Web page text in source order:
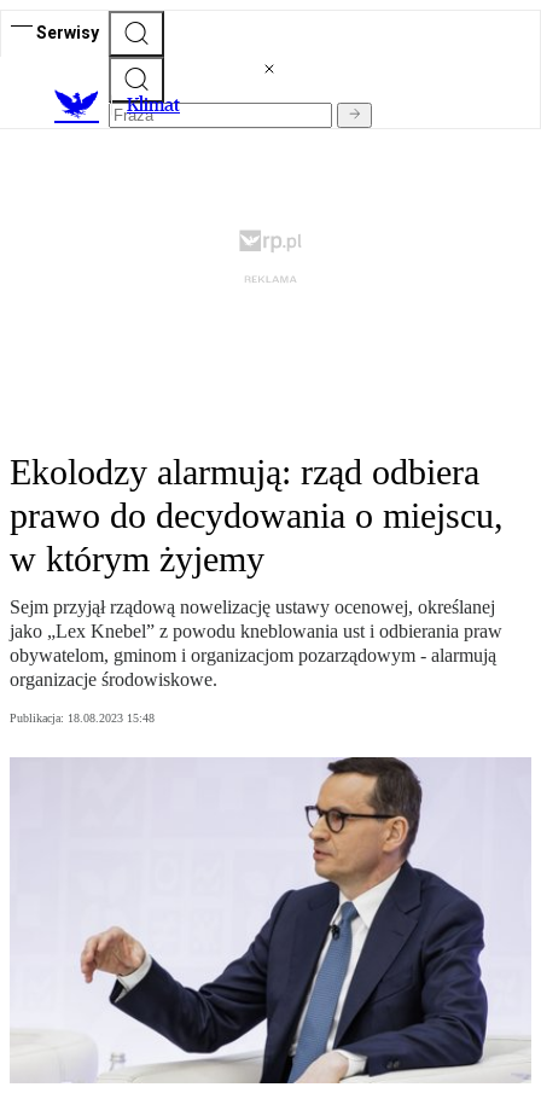
Serwisy
Klimat
Ekolodzy alarmują: rząd odbiera
prawo do decydowania o miejscu,
w którym żyjemy
Sejm przyjął rządową nowelizację ustawy ocenowej, określanej
jako „Lex Knebel” z powodu kneblowania ust i odbierania praw
obywatelom, gminom i organizacjom pozarządowym - alarmują
organizacje środowiskowe.
Publikacja: 18.08.2023 15:48